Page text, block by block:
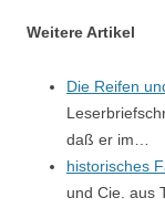
Weitere Artikel
Die Reifen
daß er im…
historisches
und Cie. aus